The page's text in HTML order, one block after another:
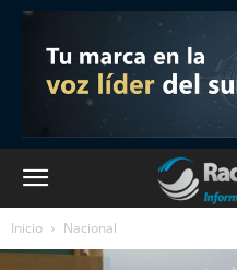
Inicio Nacional